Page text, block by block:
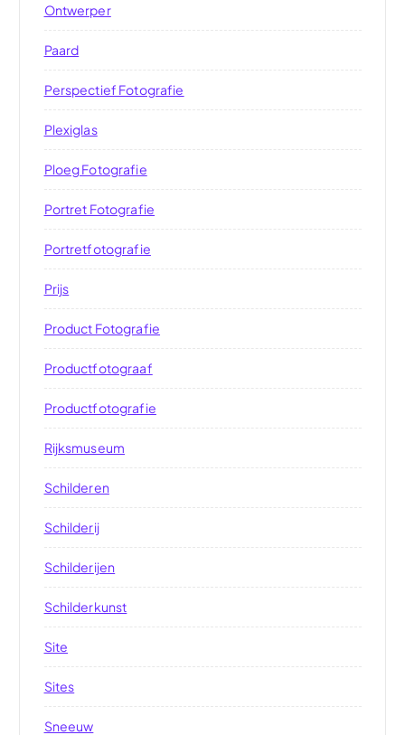
Ontwerper
Paard
Perspectief Fotografie
Plexiglas
Ploeg Fotografie
Portret Fotografie
Portretfotografie
Prijs
Product Fotografie
Productfotograaf
Productfotografie
Rijksmuseum
Schilderen
Schilderij
Schilderijen
Schilderkunst
Site
Sites
Sneeuw